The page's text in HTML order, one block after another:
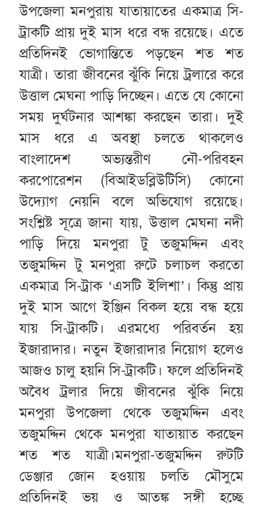
উপজেলা মনপুরায় যাতায়াতের একমাত্র সি-
ট্রাকটি প্রায় দুই মাস ধরে বন্ধ রয়েছে। এতে
প্রতিদিনই ভোগান্তিতে পড়ছেন শত শত
যাত্রী। তারা জীবনের ঝুঁকি নিয়ে ট্রলারে করে
উত্তাল মেঘনা পাড়ি দিচ্ছেন। এতে যে কোনো
সময় দুর্ঘটনার আশঙ্কা করছেন তারা। দুই
মাস ধরে এ অবস্থা চলতে থাকলেও
বাংলাদেশ অভ্যন্তরীণ নৌ-পরিবহন
করপোরেশন (বিআইডব্লিউটিসি) কোনো
উদ্যোগ নেয়নি বলে অভিযোগ রয়েছে।
সংশ্লিষ্ট সূত্রে জানা যায়, উত্তাল মেঘনা নদী
পাড়ি দিয়ে মনপুরা টু তজুমদ্দিন এবং
তজুমদ্দিন টু মনপুরা রুটে চলাচল করতো
একমাত্র সি-ট্রাক ‘এসটি ইলিশা’। কিন্তু প্রায়
দুই মাস আগে ইঞ্জিন বিকল হয়ে বন্ধ হয়ে
যায় সি-ট্রাকটি। এরমধ্যে পরিবর্তন হয়
ইজারাদার। নতুন ইজারাদার নিয়োগ হলেও
আজও চালু হয়নি সি-ট্রাকটি। ফলে প্রতিদিনই
অবৈধ ট্রলার দিয়ে জীবনের ঝুঁকি নিয়ে
মনপুরা উপজেলা থেকে তজুমদ্দিন এবং
তজুমদ্দিন থেকে মনপুরা যাতায়াত করছেন
শত শত যাত্রী।মনপুরা-তজুমদ্দিন রুটটি
ডেঞ্জার জোন হওয়ায় চলতি মৌসুমে
প্রতিদিনই ভয় ও আতঙ্ক সঙ্গী হচ্ছে